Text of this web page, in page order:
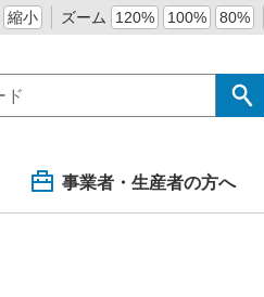
縮小 ズーム 120% 100% 80%
事業者・生産者の方へ